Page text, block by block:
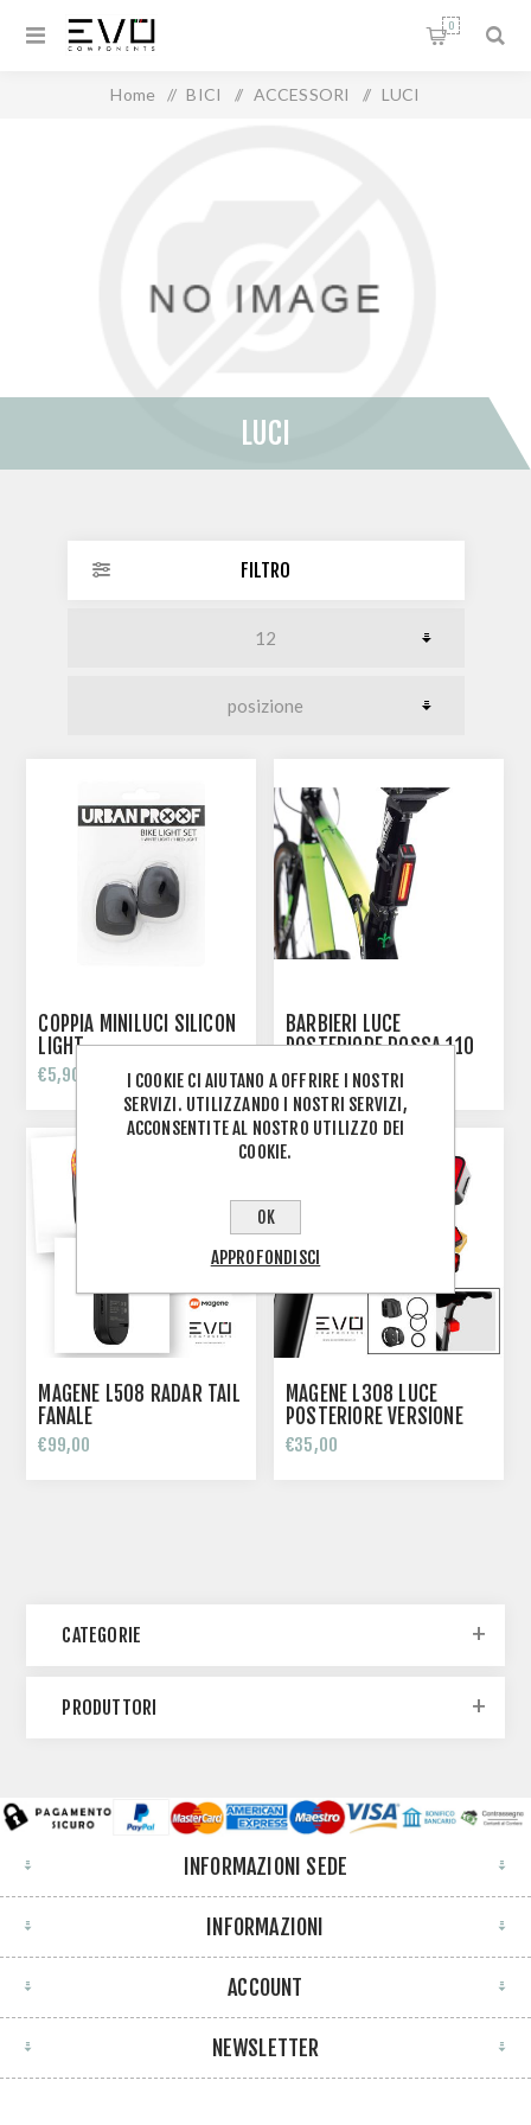
0
Home / BICI / ACCESSORI / LUCI
LUCI
FILTRO
COPPIA MINILUCI SILICON
LIGHT
€5,90
BARBIERI LUCE
POSTERIORE ROSSA 110
LUMENS USB
€15,00
MAGENE L508 RADAR TAIL
FANALE
€99,00
MAGENE L308 LUCE
POSTERIORE VERSIONE
PER REGGISELLA
€35,00
CATEGORIE
PRODUTTORI
INFORMAZIONI SEDE
INFORMAZIONI
ACCOUNT
NEWSLETTER
I COOKIE CI AIUTANO A OFFRIRE I NOSTRI
SERVIZI. UTILIZZANDO I NOSTRI SERVIZI,
ACCONSENTITE AL NOSTRO UTILIZZO DEI
COOKIE.
OK
APPROFONDISCI